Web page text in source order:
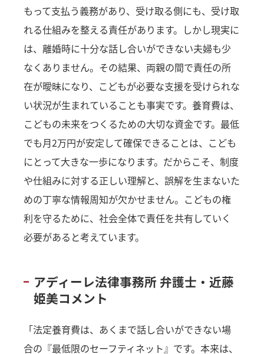
もって支払う義務があり、受け取る側にも、受け取
れる仕組みを整える責任があります。しかし現実に
は、離婚時に十分な話し合いができない夫婦も少
なくありません。その結果、両親の間で責任の所
在が曖昧になり、こどもが必要な支援を受けられな
い状況が生まれていることも事実です。養育費は、
こどもの未来をつくるための大切な資金です。最低
でも月2万円が安定して確保できることは、こども
にとって大きな一歩になります。だからこそ、制度
や仕組みに対する正しい理解と、誤解を生まないた
めの丁寧な情報周知が欠かせません。こどもの権
利を守るために、社会全体で責任を共有していく
必要があると考えています。
アディーレ法律事務所 弁護士・近藤
姫美コメント
「法定養育費は、あくまで話し合いができない場
合の『最低限のセーフティネット』です。本来は、